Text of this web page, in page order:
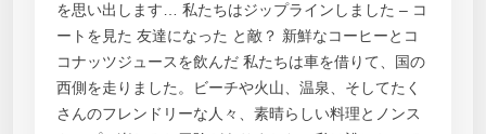
を思い出します… 私たちはジップラインしました – コ
ートを見た 友達になった と敵？ 新鮮なコーヒーとコ
コナッツジュースを飲んだ 私たちは車を借りて、国の
西側を走りました。ビーチや火山、温泉、そしてたく
さんのフレンドリーな人々、素晴らしい料理とノンス